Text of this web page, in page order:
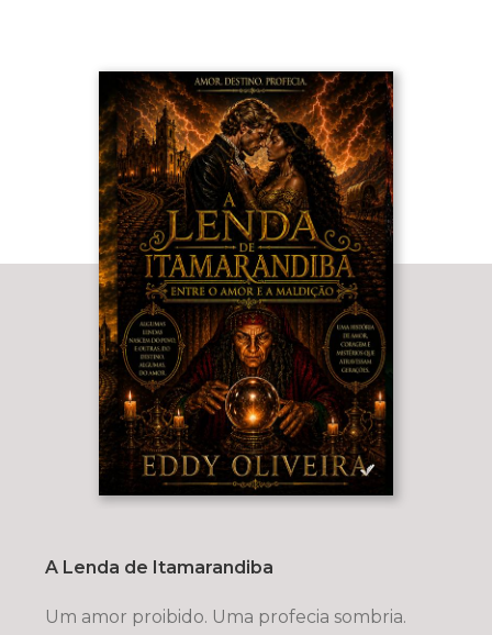
A Lenda de Itamarandiba
Um amor proibido. Uma profecia sombria.